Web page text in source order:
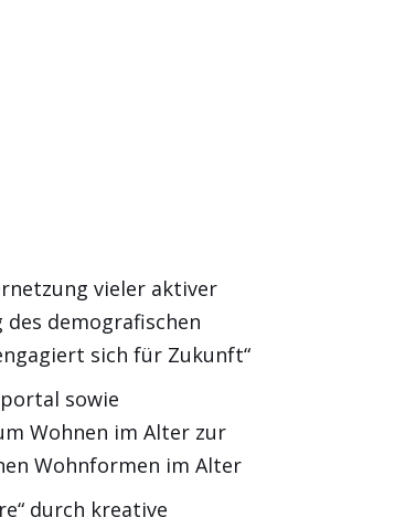
vieler aktiver
demografischen
sich für Zukunft“
sowie
Wohnen im Alter zur
Wohnformen im Alter
durch kreative